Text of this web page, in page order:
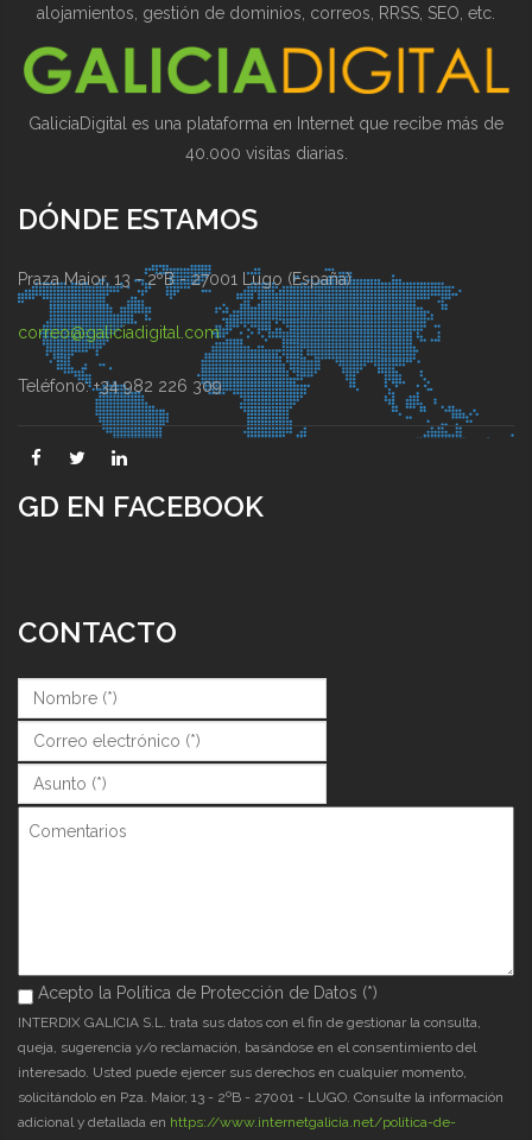
alojamientos, gestión de dominios, correos, RRSS, SEO, etc.
GaliciaDigital es una plataforma en Internet que recibe más de
40.000 visitas diarias.
DÓNDE ESTAMOS
Praza Maior, 13 - 2ºB - 27001 Lugo (España)
correo@galiciadigital.com
Teléfono: +34 982 226 309
GD EN FACEBOOK
CONTACTO
Nombre (*)*
Correo (*)*
Asunto (*)*
Comentarios
Acepto la Política de Protección de Datos (*)
Acepto la Política de Protección de Datos (*)
INTERDIX GALICIA S.L. trata sus datos con el fin de gestionar la consulta,
queja, sugerencia y/o reclamación, basándose en el consentimiento del
interesado. Usted puede ejercer sus derechos en cualquier momento,
solicitándolo en Pza. Maior, 13 - 2ºB - 27001 - LUGO. Consulte la información
adicional y detallada en https://www.internetgalicia.net/política-de-